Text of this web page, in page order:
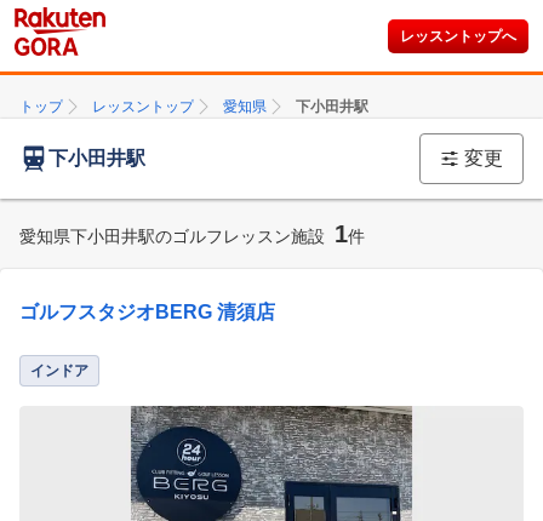
レッスントップへ
トップ レッスントップ 愛知県 下小田井駅
下小田井駅 変更
愛知県下小田井駅のゴルフレッスン施設 1件
ゴルフスタジオBERG 清須店
インドア